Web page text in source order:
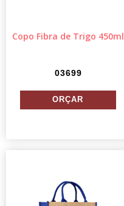
Copo Fibra de Trigo 450ml
03699